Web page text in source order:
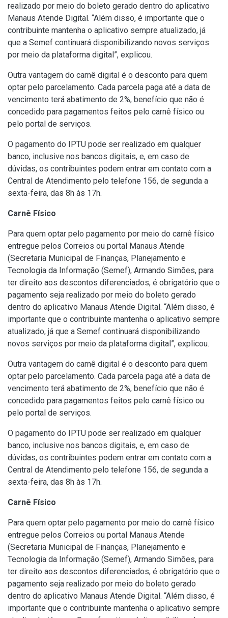
realizado por meio do boleto gerado dentro do aplicativo
Manaus Atende Digital. “Além disso, é importante que o
contribuinte mantenha o aplicativo sempre atualizado, já
que a Semef continuará disponibilizando novos serviços
por meio da plataforma digital”, explicou.
Outra vantagem do carnê digital é o desconto para quem
optar pelo parcelamento. Cada parcela paga até a data de
vencimento terá abatimento de 2%, benefício que não é
concedido para pagamentos feitos pelo carnê físico ou
pelo portal de serviços.
O pagamento do IPTU pode ser realizado em qualquer
banco, inclusive nos bancos digitais, e, em caso de
dúvidas, os contribuintes podem entrar em contato com a
Central de Atendimento pelo telefone 156, de segunda a
sexta-feira, das 8h às 17h.
Carnê Físico
Para quem optar pelo pagamento por meio do carnê físico
entregue pelos Correios ou portal Manaus Atende
(Secretaria Municipal de Finanças, Planejamento e
Tecnologia da Informação (Semef), Armando Simões, para
ter direito aos descontos diferenciados, é obrigatório que o
pagamento seja realizado por meio do boleto gerado
dentro do aplicativo Manaus Atende Digital. “Além disso, é
importante que o contribuinte mantenha o aplicativo sempre
atualizado, já que a Semef continuará disponibilizando
novos serviços por meio da plataforma digital”, explicou.
Outra vantagem do carnê digital é o desconto para quem
optar pelo parcelamento. Cada parcela paga até a data de
vencimento terá abatimento de 2%, benefício que não é
concedido para pagamentos feitos pelo carnê físico ou
pelo portal de serviços.
O pagamento do IPTU pode ser realizado em qualquer
banco, inclusive nos bancos digitais, e, em caso de
dúvidas, os contribuintes podem entrar em contato com a
Central de Atendimento pelo telefone 156, de segunda a
sexta-feira, das 8h às 17h.
Carnê Físico
Para quem optar pelo pagamento por meio do carnê físico
entregue pelos Correios ou portal Manaus Atende
(Secretaria Municipal de Finanças, Planejamento e
Tecnologia da Informação (Semef), Armando Simões, para
ter direito aos descontos diferenciados, é obrigatório que o
pagamento seja realizado por meio do boleto gerado
dentro do aplicativo Manaus Atende Digital. “Além disso, é
importante que o contribuinte mantenha o aplicativo sempre